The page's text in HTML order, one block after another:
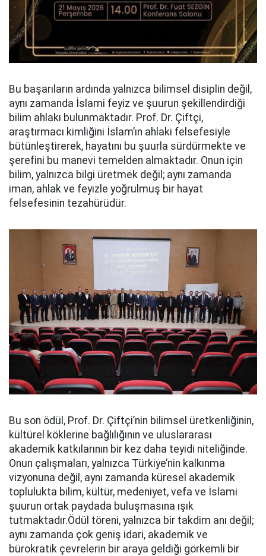
Bu başarıların ardında yalnızca bilimsel disiplin değil,
aynı zamanda İslami feyiz ve şuurun şekillendirdiği
bilim ahlakı bulunmaktadır. Prof. Dr. Çiftçi,
araştırmacı kimliğini İslam’ın ahlaki felsefesiyle
bütünleştirerek, hayatını bu şuurla sürdürmekte ve
şerefini bu manevi temelden almaktadır. Onun için
bilim, yalnızca bilgi üretmek değil; aynı zamanda
iman, ahlak ve feyizle yoğrulmuş bir hayat
felsefesinin tezahürüdür.
Bu son ödül, Prof. Dr. Çiftçi’nin bilimsel üretkenliğinin,
kültürel köklerine bağlılığının ve uluslararası
akademik katkılarının bir kez daha teyidi niteliğinde.
Onun çalışmaları, yalnızca Türkiye’nin kalkınma
vizyonuna değil, aynı zamanda küresel akademik
toplulukta bilim, kültür, medeniyet, vefa ve İslami
şuurun ortak paydada buluşmasına ışık
tutmaktadır.Ödül töreni, yalnızca bir takdim anı değil;
aynı zamanda çok geniş idari, akademik ve
bürokratik çevrelerin bir araya geldiği görkemli bir